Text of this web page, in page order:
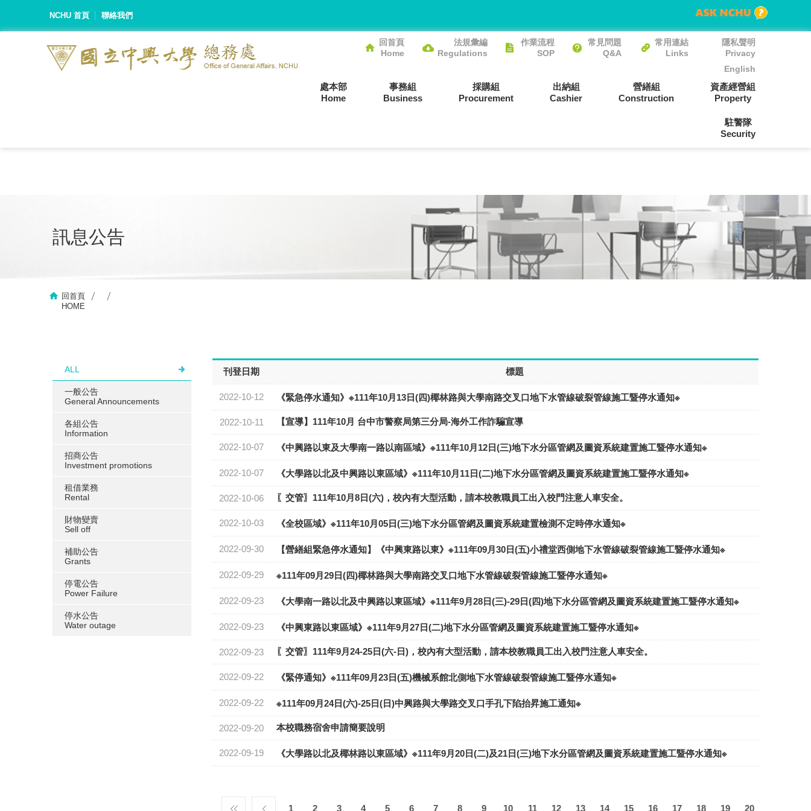
NCHU 首頁 聯絡我們
回首頁
Home
法規彙編
Regulations
作業流程
SOP
常見問題
Q&A
常用連結
Links
隱私聲明
Privacy
English
處本部
Home
事務組
Business
採購組
Procurement
出納組
Cashier
營繕組
Construction
資產經營組
Property
駐警隊
Security
訊息公告
回首頁
HOME
ALL
一般公告
General Announcements
各組公告
Information
招商公告
Investment promotions
租借業務
Rental
財物變賣
Sell ​​off
補助公告
Grants
停電公告
Power Failure
停水公告
Water outage
刊登日期 標題
2022-10-12 《緊急停水通知》※111年10月13日(四)椰林路與大學南路交叉口地下水管線破裂管線施工暨停水通知※
2022-10-11 【宣導】​111年10月 台中市警察局第三分局-海外工作詐騙宣導
2022-10-07 《中興路以東及大學南一路以南區域》※111年10月12日(三)地下水分區管網及圖資系統建置施工暨停水通知※
2022-10-07 《大學路以北及中興路以東區域》※111年10月11日(二)地下水分區管網及圖資系統建置施工暨停水通知※
2022-10-06 〖交管〗111年10月8日(六)，校內有大型活動，請本校教職員工出入校門注意人車安全。
2022-10-03 《全校區域》※111年10月05日(三)地下水分區管網及圖資系統建置檢測不定時停水通知※
2022-09-30 【營繕組緊急停水通知】《中興東路以東》※111年09月30日(五)小禮堂西側地下水管線破裂管線施工暨停水通知※
2022-09-29 ※111年09月29日(四)椰林路與大學南路交叉口地下水管線破裂管線施工暨停水通知※
2022-09-23 《大學南一路以北及中興路以東區域》※111年9月28日(三)-29日(四)地下水分區管網及圖資系統建置施工暨停水通知※
2022-09-23 《中興東路以東區域》※111年9月27日(二)地下水分區管網及圖資系統建置施工暨停水通知※
2022-09-23 〖交管〗111年9月24-25日(六-日)，校內有大型活動，請本校教職員工出入校門注意人車安全。
2022-09-22 《緊停通知》※111年09月23日(五)機械系館北側地下水管線破裂管線施工暨停水通知※
2022-09-22 ※111年09月24日(六)-25日(日)中興路與大學路交叉口手孔下陷抬昇施工通知※
2022-09-20 本校職務宿舍申請簡要說明
2022-09-19 《大學路以北及椰林路以東區域》※111年9月20日(二)及21日(三)地下水分區管網及圖資系統建置施工暨停水通知※
1 2 3 4 5 6 7 8 9 10 11 12 13 14 15 16 17 18 19 20